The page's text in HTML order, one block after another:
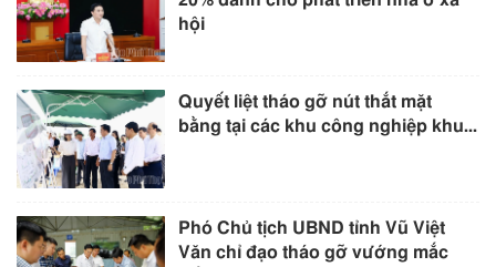
hội
Quyết liệt tháo gỡ nút thắt mặt
bằng tại các khu công nghiệp khu...
Phó Chủ tịch UBND tỉnh Vũ Việt
Văn chỉ đạo tháo gỡ vướng mắc